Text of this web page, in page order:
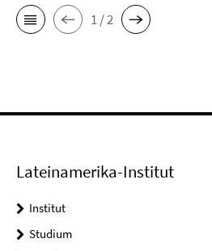
1 / 2
Lateinamerika-Institut
Institut
Studium